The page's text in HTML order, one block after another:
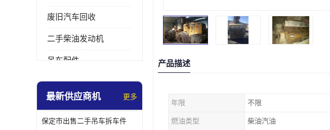
废旧汽车回收
二手柴油发动机
吊车配件
挖掘机拆车件
最新供应商机 更多
保定市出售二手吊车拆车件
产品描述
年限 不限
燃油类型 柴油汽油